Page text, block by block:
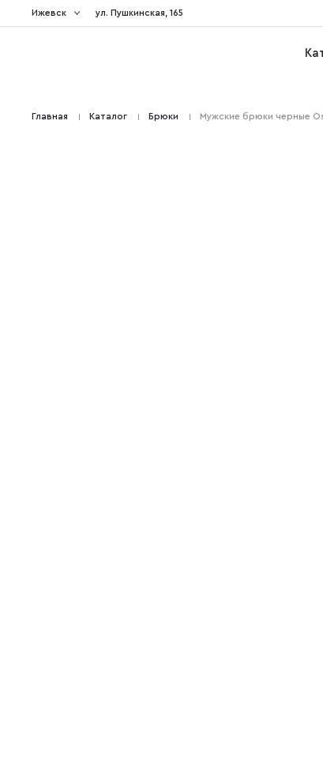
Ижевск ул. Пушкинская, 165
Главная Каталог Брюки Мужские брюки черные